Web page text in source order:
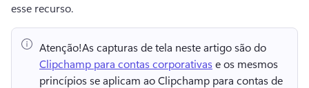
esse recurso.
Atenção!
Clipchamp para contas corporativas e os mesmos
princípios se aplicam ao Clipchamp para contas de